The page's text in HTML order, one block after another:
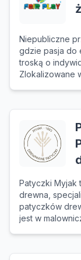
Niepubliczne
gdzie pasja do
troską o
Zlokalizowane
Patyczki Myjak
drewna,
patyczków
jest w